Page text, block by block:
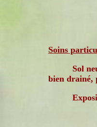
Soins
Sol
bien drainé,